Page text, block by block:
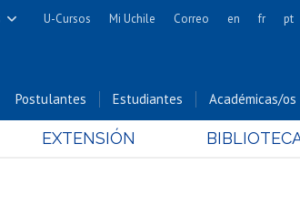
y Matemáticas
Cs. Forestales y
y Farmacéuticas
Cs. Sociales
U-Cursos Mi Uchile Correo en fr pt
Postulantes Estudiantes Académicas/os
EXTENSIÓN